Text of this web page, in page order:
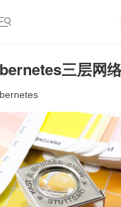
三层网